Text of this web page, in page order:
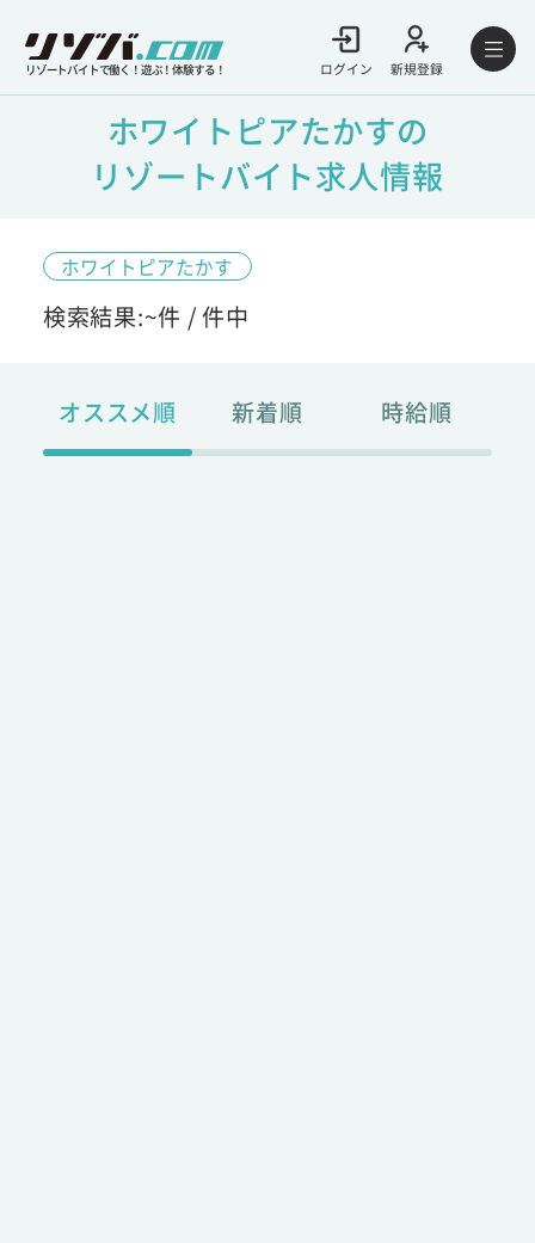
リゾートバイトで働く！遊ぶ！体験する！ ログイン 新規登録
ホワイトピアたかすの
リゾートバイト求人情報
ホワイトピアたかす
検索結果:~件 /件中
オススメ順 新着順 時給順